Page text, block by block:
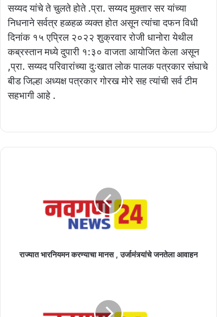
सय्यद यांचे ते चुलते होते .प्रा. सय्यद मुक्तार सर यांच्या
निधनाने सर्वत्र हळहळ व्यक्त होत असून त्यांचा दफन विधी
दिनांक १५ एप्रिल २०२२ शुक्रवार रोजी धानोरा येथील
कब्रस्तान मध्ये दुपारी १:३० वाजता आयोजित केला असून
,प्रा. सय्यद परिवारांच्या दुःखात लोक पालक पत्रकार संघाचे
बीड जिल्हा अध्यक्ष पत्रकार गोरख मोरे सह त्यांची सर्व टीम
सहभागी आहे .
राज्यात भारनियमन करण्याचा मानस , उर्जामंत्र्यांचे जनतेला आवाहन